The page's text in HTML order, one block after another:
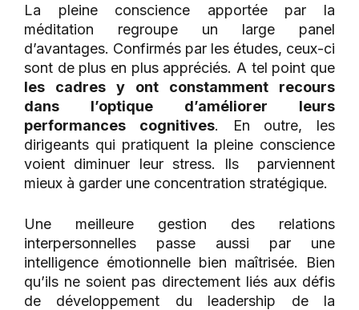
La pleine conscience apportée par la
méditation regroupe un large panel
d’avantages. Confirmés par les études, ceux-ci
sont de plus en plus appréciés. A tel point que
les cadres y ont constamment recours
dans l’optique d’améliorer leurs
performances cognitives. En outre, les
dirigeants qui pratiquent la pleine conscience
voient diminuer leur stress. Ils parviennent
mieux à garder une concentration stratégique.
Une meilleure gestion des relations
interpersonnelles passe aussi par une
intelligence émotionnelle bien maîtrisée. Bien
qu’ils ne soient pas directement liés aux défis
de développement du leadership de la